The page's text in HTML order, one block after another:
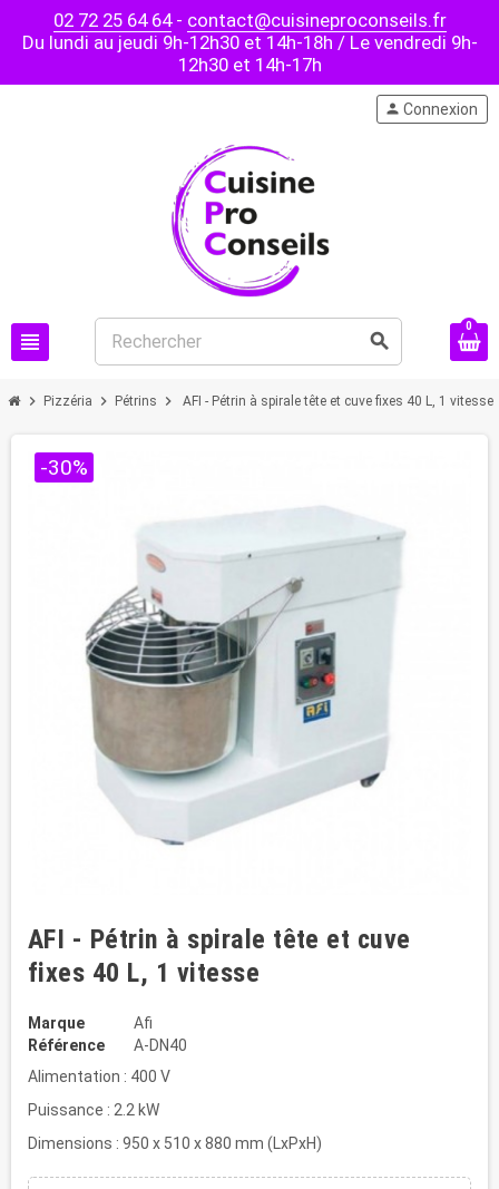
02 72 25 64 64- contact@cuisineproconseils.fr
Du lundi au jeudi 9h-12h30 et 14h-18h / Le vendredi 9h-
12h30 et 14h-17h
view_headline search
person Connexion
0
chevron_right Pizzéria chevron_right Pétrins chevron_right AFI - Pétrin à spirale tête et cuve fixes 40 L, 1 vitesse
-30%
AFI - Pétrin à spirale tête et cuve
fixes 40 L, 1 vitesse
Marque
Afi
Référence
A-DN40
Alimentation : 400 V
Puissance : 2.2 kW
Dimensions : 950 x 510 x 880 mm (LxPxH)